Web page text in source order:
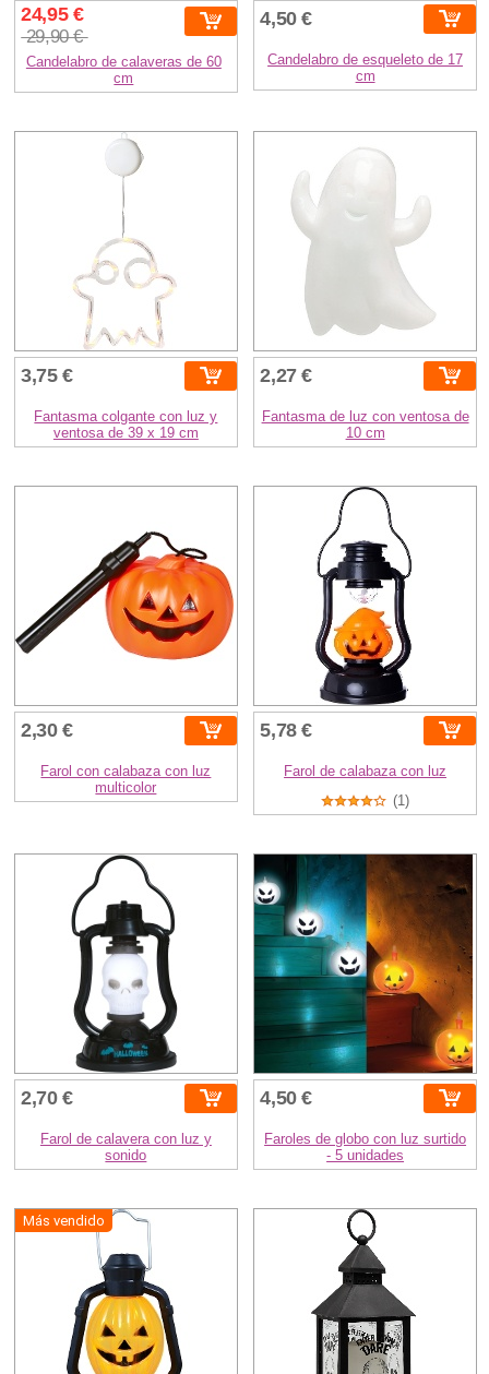
24,95 €
29,90 €
Candelabro de calaveras de 60
cm
4,50 €
Candelabro de esqueleto de 17
cm
3,75 €
Fantasma colgante con luz y
ventosa de 39 x 19 cm
2,27 €
Fantasma de luz con ventosa de
10 cm
2,30 €
Farol con calabaza con luz
multicolor
5,78 €
Farol de calabaza con luz
(1)
2,70 €
Farol de calavera con luz y
sonido
4,50 €
Faroles de globo con luz surtido
- 5 unidades
Más vendido